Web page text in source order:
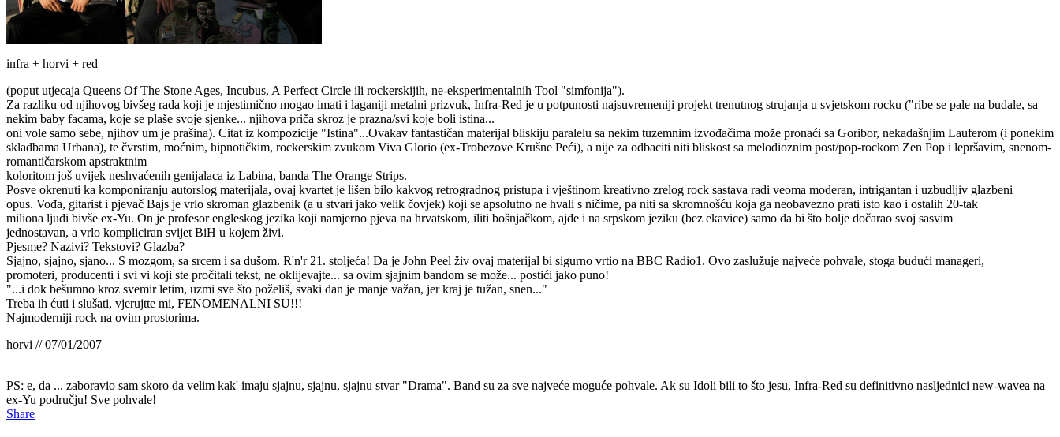
infra + horvi + red
(poput utjecaja Queens Of The Stone Ages, Incubus, A Perfect Circle ili rockerskijih, ne-eksperimentalnih Tool "simfonija").
Za razliku od njihovog bivšeg rada koji je mjestimično mogao imati i laganiji metalni prizvuk, Infra-Red je u potpunosti najsuvremeniji projekt trenutnog strujanja u svjetskom rocku ("ribe se pale na budale, sa
nekim baby facama, koje se plaše svoje sjenke... njihova priča skroz je prazna/svi koje boli istina...
oni vole samo sebe, njihov um je prašina). Citat iz kompozicije "Istina"...Ovakav fantastičan materijal bliskiju paralelu sa nekim tuzemnim izvođačima može pronaći sa Goribor, nekadašnjim Lauferom (i ponekim
skladbama Urbana), te čvrstim, moćnim, hipnotičkim, rockerskim zvukom Viva Glorio (ex-Trobezove Krušne Peći), a nije za odbaciti niti bliskost sa melodioznim post/pop-rockom Zen Pop i lepršavim, snenom-
romantičarskom apstraktnim
koloritom još uvijek neshvaćenih genijalaca iz Labina, banda The Orange Strips.
Posve okrenuti ka komponiranju autorslog materijala, ovaj kvartet je lišen bilo kakvog retrogradnog pristupa i vještinom kreativno zrelog rock sastava radi veoma moderan, intrigantan i uzbudljiv glazbeni
opus. Vođa, gitarist i pjevač Bajs je vrlo skroman glazbenik (a u stvari jako velik čovjek) koji se apsolutno ne hvali s ničime, pa niti sa skromnošću koja ga neobavezno prati isto kao i ostalih 20-tak
miliona ljudi bivše ex-Yu. On je profesor engleskog jezika koji namjerno pjeva na hrvatskom, iliti bošnjačkom, ajde i na srpskom jeziku (bez ekavice) samo da bi što bolje dočarao svoj sasvim
jednostavan, a vrlo kompliciran svijet BiH u kojem živi.
Pjesme? Nazivi? Tekstovi? Glazba?
Sjajno, sjajno, sjano... S mozgom, sa srcem i sa dušom. R'n'r 21. stoljeća! Da je John Peel živ ovaj materijal bi sigurno vrtio na BBC Radio1. Ovo zaslužuje najveće pohvale, stoga budući manageri,
promoteri, producenti i svi vi koji ste pročitali tekst, ne oklijevajte... sa ovim sjajnim bandom se može... postići jako puno!
"...i dok bešumno kroz svemir letim, uzmi sve što poželiš, svaki dan je manje važan, jer kraj je tužan, snen..."
Treba ih ćuti i slušati, vjerujtte mi, FENOMENALNI SU!!!
Najmoderniji rock na ovim prostorima.
horvi // 07/01/2007
PS: e, da ... zaboravio sam skoro da velim kak' imaju sjajnu, sjajnu, sjajnu stvar "Drama". Band su za sve najveće moguće pohvale. Ak su Idoli bili to što jesu, Infra-Red su definitivno nasljednici new-wavea na
ex-Yu području! Sve pohvale!
Share